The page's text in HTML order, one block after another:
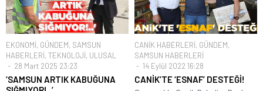
EKONOMİ, GÜNDEM, SAMSUN
HABERLERİ, TEKNOLOJİ, ULUSAL
28 Mart 2025 23:23
‘SAMSUN ARTIK KABUĞUNA
CANİK HABERLERİ, GÜNDEM,
SAMSUN HABERLERİ
14 Eylül 2022 16:28
CANİK’TE ‘ESNAF’ DESTEĞİ!